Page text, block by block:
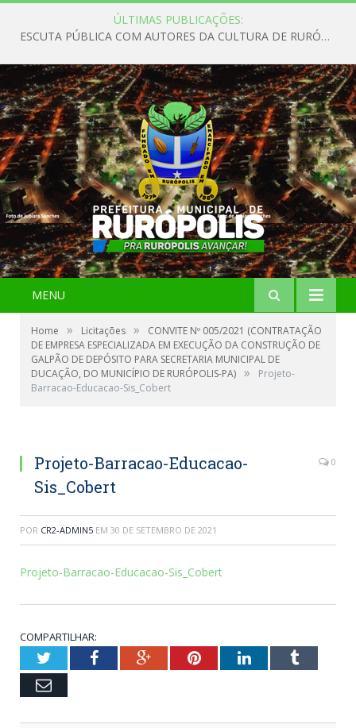
ÚLTIMAS PUBLICAÇÕES:
ESCUTA PÚBLICA COM AUTORES DA CULTURA DE RURÓPOLIS
MENU
Home » Licitações »
CONVITE Nº 005/2021 (CONTRATAÇÃO
DE EMPRESA ESPECIALIZADA EM EXECUÇÃO DA CONSTRUÇÃO DE
GALPÃO DE DEPÓSITO PARA SECRETARIA MUNICIPAL DE
DUCAÇÃO, DO MUNICÍPIO DE RURÓPOLIS-PA) »
Projeto-
Barracao-Educacao-Sis_Cobert
Projeto-Barracao-Educacao-
Sis_Cobert
0
POR CR2-ADMIN5 EM 30 DE SETEMBRO DE 2021
Projeto-Barracao-Educacao-Sis_Cobert
COMPARTILHAR:
TwitterFacebookGoogle+PinterestLinkedInTumblr
Email